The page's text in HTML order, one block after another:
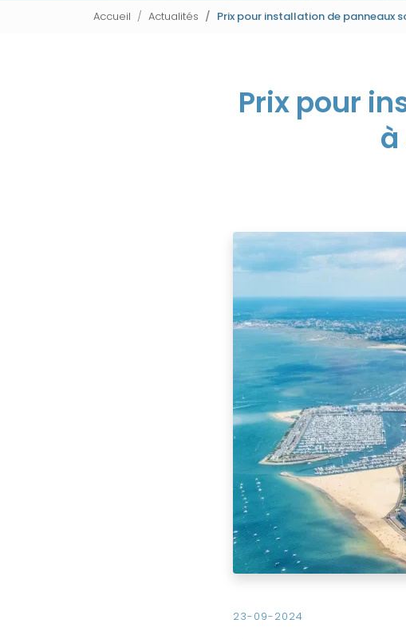
Accueil Actualités Prix pour installation de panneaux
Prix pour
23-09-2024